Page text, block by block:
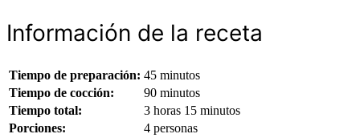
Información de la receta
Tiempo de preparación: 45 minutos
Tiempo de cocción:
90 minutos
Tiempo total:
3 horas 15 minutos
Porciones:
4 personas